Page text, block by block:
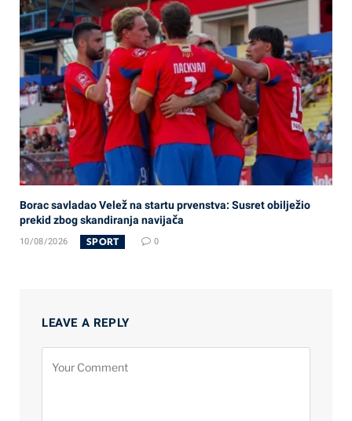
Borac savladao Velež na startu prvenstva: Susret obilježio
prekid zbog skandiranja navijača
10/08/2026 SPORT 0
LEAVE A REPLY